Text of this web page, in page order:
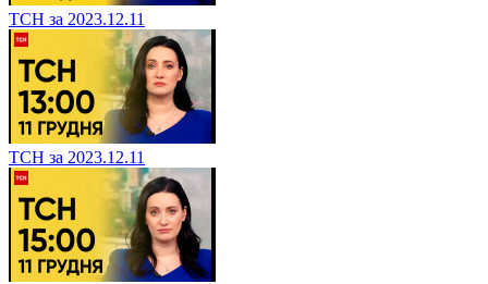
ТСН за 2023.12.11
ТСН за 2023.12.11